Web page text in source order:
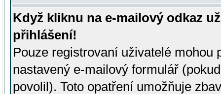
Když kliknu na e-mailový odkaz
přihlášení!
Pouze registrovaní uživatelé mohou
nastavený e-mailový formulář
povolil). Toto opatření umožňuje